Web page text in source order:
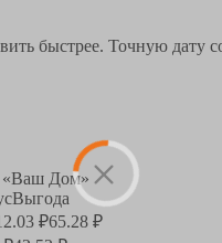
быстрее. Точную дату
«Ваш Дом»
Выгода
₽65.28 ₽